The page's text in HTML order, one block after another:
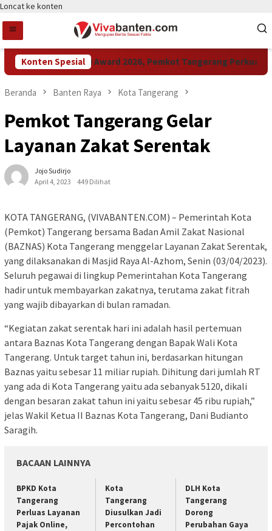
Loncat ke konten
Konten Spesial
Raih LPM Award 2026, Pemkot Tangerang Perkuat
Beranda Banten Raya Kota Tangerang
Pemkot Tangerang Gelar
Layanan Zakat Serentak
Jojo Sudirjo
April 4, 2023
449 Dilihat
KOTA TANGERANG, (VIVABANTEN.COM) – Pemerintah Kota
(Pemkot) Tangerang bersama Badan Amil Zakat Nasional
(BAZNAS) Kota Tangerang menggelar Layanan Zakat Serentak,
yang dilaksanakan di Masjid Raya Al-Azhom, Senin (03/04/2023).
Seluruh pegawai di lingkup Pemerintahan Kota Tangerang
hadir untuk membayarkan zakatnya, terutama zakat fitrah
yang wajib dibayarkan di bulan ramadan.
“Kegiatan zakat serentak hari ini adalah hasil pertemuan
antara Baznas Kota Tangerang dengan Bapak Wali Kota
Tangerang. Untuk target tahun ini, berdasarkan hitungan
Baznas yaitu sebesar 11 miliar rupiah. Dihitung dari jumlah RT
yang ada di Kota Tangerang yaitu ada sebanyak 5120, dikali
dengan besaran zakat tahun ini yaitu sebesar 45 ribu rupiah,”
jelas Wakil Ketua II Baznas Kota Tangerang, Dani Budianto
Saragih.
BACAAN LAINNYA
BPKD Kota
Tangerang
Perluas Layanan
Pajak Online,
Kota
Tangerang
Diusulkan Jadi
Percontohan
DLH Kota
Tangerang
Dorong
Perubahan Gaya